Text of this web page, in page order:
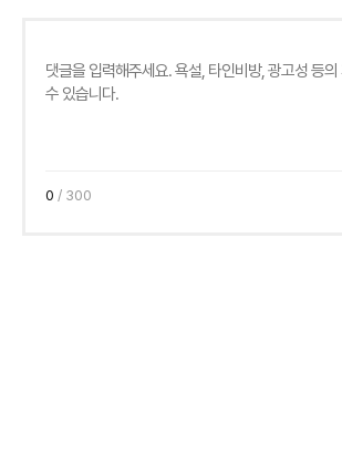
0 / 300